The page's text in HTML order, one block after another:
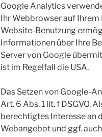
Google Analytics
Ihr Webbrowser auf
Website-Benutzung
Informationen über Ihre
Server von Google
ist im Regelfall die USA.
Das Setzen von Google-
Art. 6 Abs. 1 lit. f DSGVO.
berechtigtes Interesse an
Webangebot und ggf.